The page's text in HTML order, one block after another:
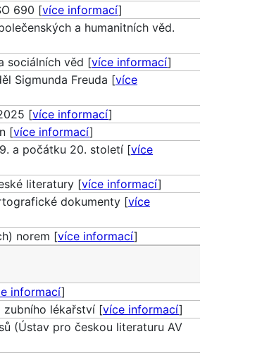
690 [více informací]
a humanitních věd.
sociálních věd [více informací]
Sigmunda Freuda [více
[více informací]
[více informací]
a počátku 20. století [více
literatury [více informací]
dokumenty [více
norem [více informací]
informací]
zubního lékařství [více informací]
(Ústav pro českou literaturu AV